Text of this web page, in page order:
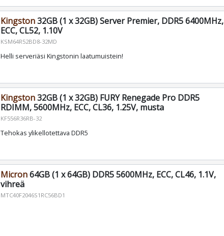
Kingston32GB (1 x 32GB) Server Premier, DDR5 6400MHz,
ECC, CL52, 1.10V
KSM64R52BD8-32MD
Helli serveriäsi Kingstonin laatumuistein!
Kingston32GB (1 x 32GB) FURY Renegade Pro DDR5
RDIMM, 5600MHz, ECC, CL36, 1.25V, musta
KF556R36RB-32
Tehokas ylikellotettava DDR5
Micron64GB (1 x 64GB) DDR5 5600MHz, ECC, CL46, 1.1V,
vihreä
MTC40F2046S1RC56BD1